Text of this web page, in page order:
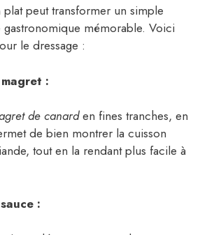
plat peut transformer un simple
mémorable. Voici
le dressage :
:
de canarden fines tranches, en
de bien montrer la cuisson
tout en la rendant plus facile à
: